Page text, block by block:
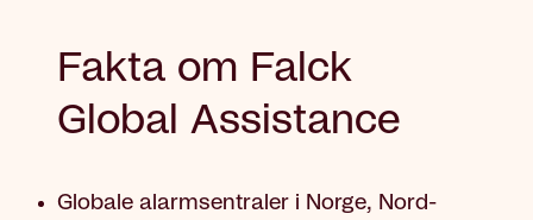
Fakta om Falck
Global Assistance
Globale alarmsentraler i Norge, Nord-